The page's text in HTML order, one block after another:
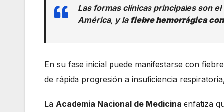
Las formas clínicas principales son el
América, y la fiebre hemorrágica
En su fase inicial puede manifestarse con
de rápida progresión a insuficiencia
La Academia Nacional de Medicina enfatiza